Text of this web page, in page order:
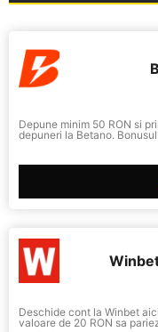
Depune minim 50 RON si
depuneri la Betano.
Deschide cont la Winbet
valoare de 20 RON sa